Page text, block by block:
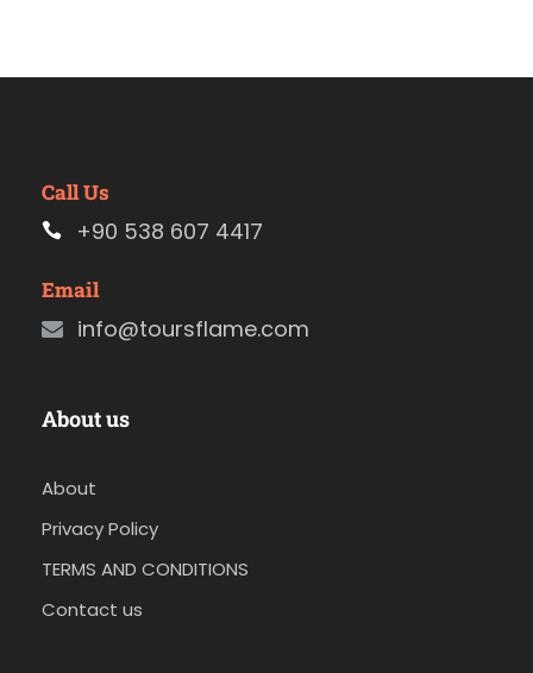
Call Us
+90 538 607 4417
Email
info@toursflame.com
About us
About
Privacy Policy
TERMS AND CONDITIONS
Contact us